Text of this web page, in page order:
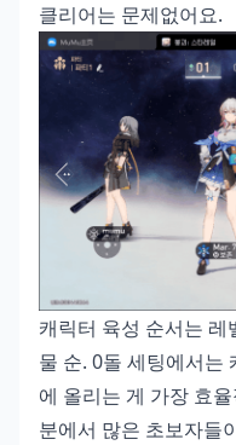
클리어는 문제없어요.
캐릭터 육성 순서는 레
물 순. 0돌 세팅에서는
에 올리는 게 가장 효
분에서 많은 초보자들